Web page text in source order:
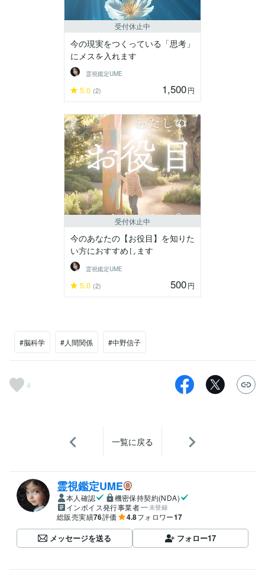
受付休止中
今の現実をつくっている「思考」
にメスを入れます
霊視鑑定UME
5.0 (2) 1,500円
受付休止中
今のあなたの【お役目】を知りた
い方におすすめします
霊視鑑定UME
5.0 (2) 500円
#脳科学 #人間関係 #中野信子
4
一覧に戻る
霊視鑑定UME
本人確認
機密保持契約(NDA)
インボイス発行事業者
未登録
総販売実績76評価 4.8フォロワー17
メッセージを送る フォロー17